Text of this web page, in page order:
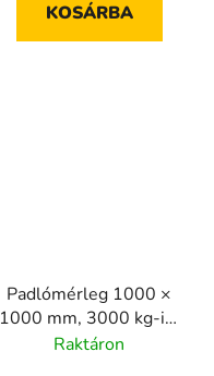
KOSÁRBA
Padlómérleg 1000 ×
1000 mm, 3000 kg-ig,
hitelesített
Raktáron